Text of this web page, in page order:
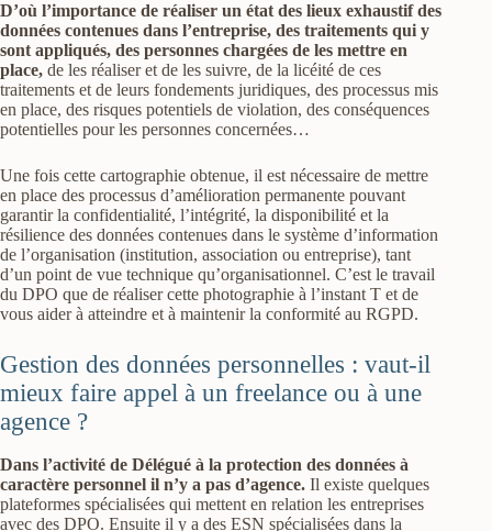
D’où l’importance de réaliser un état des lieux exhaustif des
données contenues dans l’entreprise, des traitements qui y
sont appliqués, des personnes chargées de les mettre en
place, de les réaliser et de les suivre, de la licéité de ces
traitements et de leurs fondements juridiques, des processus mis
en place, des risques potentiels de violation, des conséquences
potentielles pour les personnes concernées…
Une fois cette cartographie obtenue, il est nécessaire de mettre
en place des processus d’amélioration permanente pouvant
garantir la confidentialité, l’intégrité, la disponibilité et la
résilience des données contenues dans le système d’information
de l’organisation (institution, association ou entreprise), tant
d’un point de vue technique qu’organisationnel. C’est le travail
du DPO que de réaliser cette photographie à l’instant T et de
vous aider à atteindre et à maintenir la conformité au RGPD.
Gestion des données personnelles : vaut-il
mieux faire appel à un freelance ou à une
agence ?
Dans l’activité de Délégué à la protection des données à
caractère personnel il n’y a pas d’agence. Il existe quelques
plateformes spécialisées qui mettent en relation les entreprises
avec des DPO. Ensuite il y a des ESN spécialisées dans la